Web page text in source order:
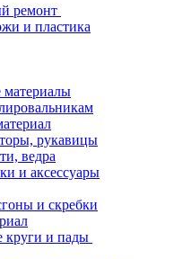
ремонт
и пластика
рукавицы
ведра
и аксессуары
и скребки
круги и пады